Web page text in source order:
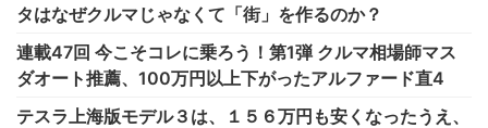
タはなぜクルマじゃなくて「街」を作るのか？
連載47回 今こそコレに乗ろう！第1弾 クルマ相場師マス
ダオート推薦、100万円以上下がったアルファード直4
テスラ上海版モデル３は、１５６万円も安くなったうえ、